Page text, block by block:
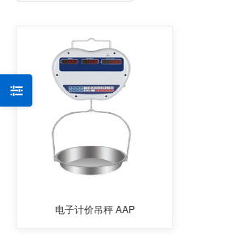
电子计价吊秤 AAP